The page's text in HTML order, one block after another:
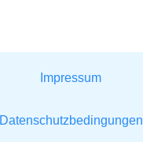
Impressum
Datenschutzbedingungen